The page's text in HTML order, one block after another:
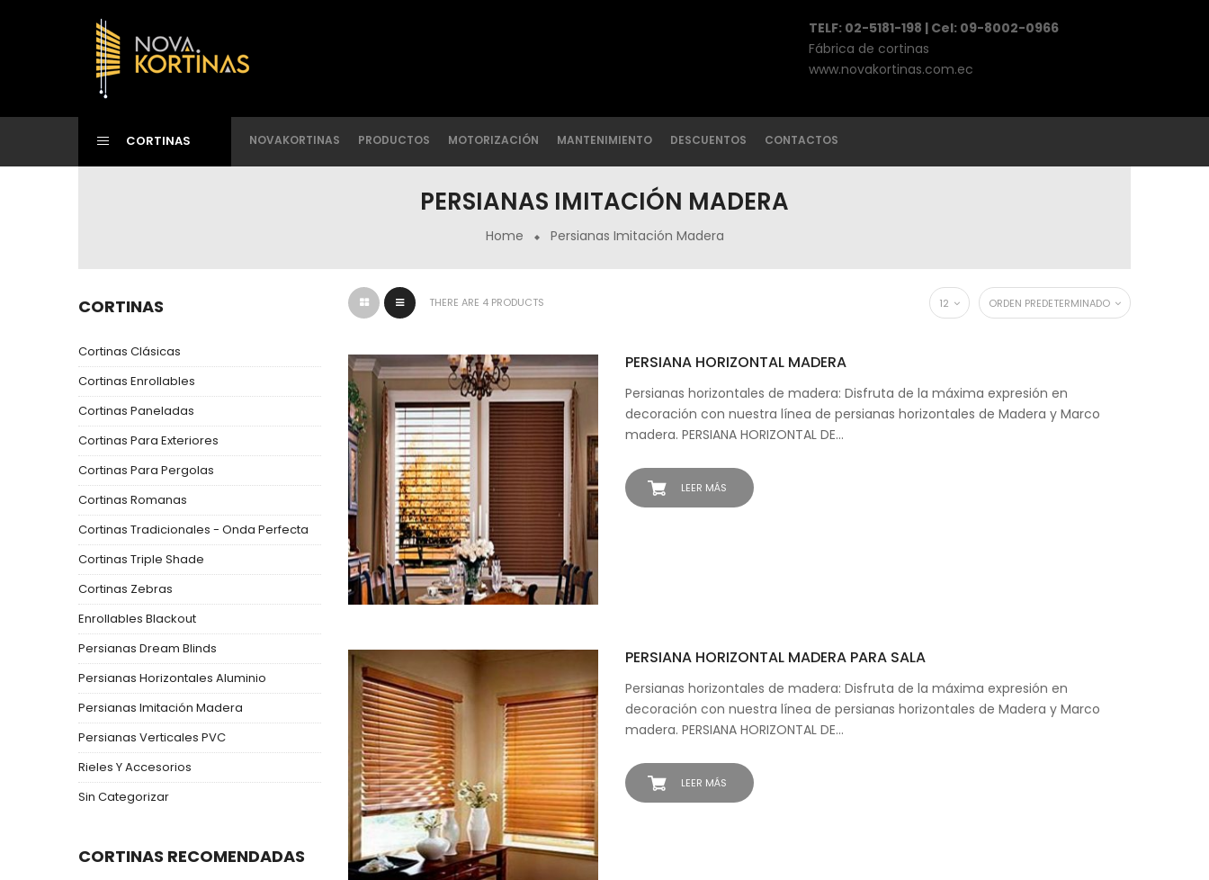
TELF: 02-5181-198 | Cel: 09-8002-0966
Fábrica de cortinas
www.novakortinas.com.ec
CORTINAS NOVAKORTINAS PRODUCTOS MOTORIZACIÓN MANTENIMIENTO DESCUENTOS CONTACTOS
PERSIANAS IMITACIÓN MADERA
Home Persianas Imitación Madera
CORTINAS
Cortinas Clásicas
Cortinas Enrollables
Cortinas Paneladas
Cortinas Para Exteriores
Cortinas Para Pergolas
Cortinas Romanas
Cortinas Tradicionales - Onda Perfecta
Cortinas Triple Shade
Cortinas Zebras
Enrollables Blackout
Persianas Dream Blinds
Persianas Horizontales Aluminio
Persianas Imitación Madera
Persianas Verticales PVC
Rieles Y Accesorios
Sin Categorizar
CORTINAS RECOMENDADAS
THERE ARE 4 PRODUCTS ORDEN PREDETERMINADO
12
LEER MÁS
PERSIANA HORIZONTAL MADERA
Persianas horizontales de madera: Disfruta de la máxima expresión en
decoración con nuestra línea de persianas horizontales de Madera y Marco
madera. PERSIANA HORIZONTAL DE…
LEER MÁS
PERSIANA HORIZONTAL MADERA PARA SALA
Persianas horizontales de madera: Disfruta de la máxima expresión en
decoración con nuestra línea de persianas horizontales de Madera y Marco
madera. PERSIANA HORIZONTAL DE…